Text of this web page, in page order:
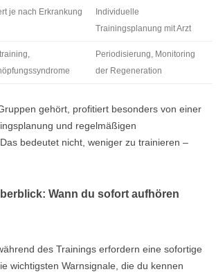
je nach Erkrankung
Individuelle
Trainingsplanung mit Arzt
Periodisierung, Monitoring
der Regeneration
gehört, profitiert besonders von einer
und regelmäßigen
bedeutet nicht, weniger zu trainieren –
Wann du sofort aufhören
des Trainings erfordern eine sofortige
wichtigsten Warnsignale, die du kennen